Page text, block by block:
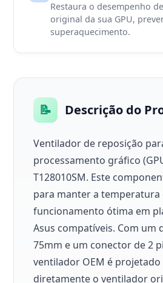
Restaura o desempenho
original da sua GPU,
superaquecimento.
📝 Descrição do
Ventilador de reposição
processamento gráfico
T128010SM. Este
para manter a temperatura
funcionamento ótima em
Asus compatíveis. Com um
75mm e um conector de 2
ventilador OEM é
diretamente o ventilador